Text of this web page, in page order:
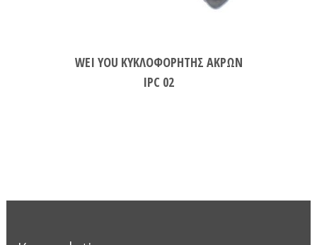
WEI YOU ΚΥΚΛΟΦΟΡΗΤΗΣ ΑΚΡΩΝ
IPC 02